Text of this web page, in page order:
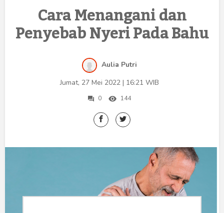
Politik
Konstitusi
Internasional
Sketsa
Gaya
Cara Menangani dan
Penyebab Nyeri Pada Bahu
Aulia Putri
Jumat, 27 Mei 2022 | 16:21 WIB
0 144